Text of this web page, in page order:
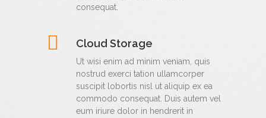
consequat.
Cloud Storage
Ut wisi enim ad minim veniam, quis
nostrud exerci tation ullamcorper
suscipit lobortis nisl ut aliquip ex ea
commodo consequat. Duis autem vel
eum iriure dolor in hendrerit in